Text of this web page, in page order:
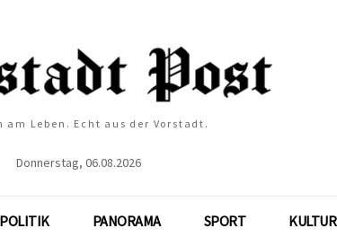
am Leben. Echt aus der Vorstadt.
Donnerstag, 06.08.2026
POLITIK PANORAMA SPORT KULTUR